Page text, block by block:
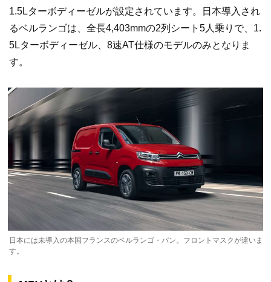
1.5Lターボディーゼルが設定されています。日本導入され
るベルランゴは、全長4,403mmの2列シート5人乗りで、1.
5Lターボディーゼル、8速AT仕様のモデルのみとなりま
す。
日本には未導入の本国フランスのベルランゴ・バン。フロントマスクが違いま
す。